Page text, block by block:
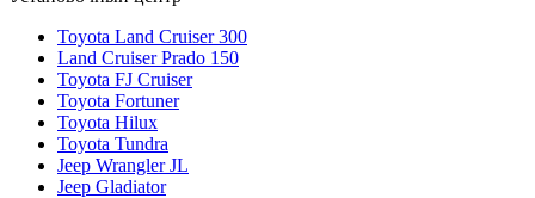
Toyota Land Cruiser 300
Land Cruiser Prado 150
Toyota FJ Cruiser
Toyota Fortuner
Toyota Hilux
Toyota Tundra
Jeep Wrangler JL
Jeep Gladiator